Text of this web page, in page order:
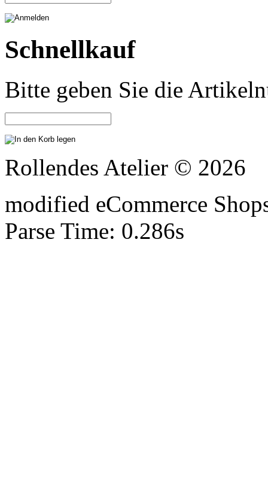
Schnellkauf
Bitte geben Sie die
Rollendes Atelier © 2026
modified eCommerce
Parse Time: 0.286s